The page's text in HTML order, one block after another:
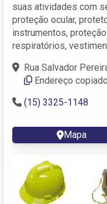
suas atividades com
proteção ocular,
instrumentos,
respiratórios,
Rua Salvador
Endereço
(15) 3325-1148
Mapa